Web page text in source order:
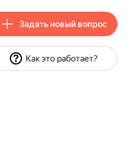
Задать новый вопрос
Как это работает?